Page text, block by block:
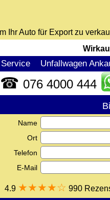
Ihr Auto für Export zu